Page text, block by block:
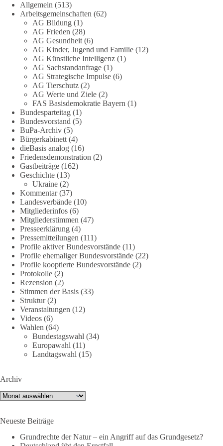
1 Tag zuvor
Stimmen der dieBasis – heute mit dem „Demokratie-Bestatter“
Die Energiewende ist bisher kein Erfolg, sondern ein teures,
ineffizientes Unterfangen. Dies belegt eine Auswertung der
NZZ, wonach die Energiewende den Strom nicht billiger,
sondern teurer gemacht hat.
Quelle: https://www.nzz.ch/der-andere-blick/fehlschlag-
energiewende-warum-deutschland-trotz-rekordausbau-von-
wind-und-sonnenkraft-weniger-strom-erzeugt-ld.10006607
🟩🟩🟦🟦🟥🟥🟧🟧
„Wir brauchen dringend wettbewerbsfähige Energiepreise und
eine ideologiefreie Diskussion“, meint der Demokratie-
Bestatter.
Wie siehst du das?
🤝 Jetzt Politik für die Menschen mitgestalten:
https://diebasis.de/mitgliedschaft/
#dieBasis #energiewende #strompreise #wettbewerb
7
DieBasis
2 Tage(n) zuvor
⚡️ NATO-Gipfel in Ankara: Kriegskonferenz statt
Friedensgipfel!?
Staats- und Regierungschefs zum NATO-Gipfel in der Türkei.
Von der NATO wird behauptet, sie sei das wichtigste
Die Gipfelerklärung liest sich jedoch wie ein Protokoll einer
industriellen Kriegskonferenz:
Allgemein (513)
Arbeitsgemeinschaften (62)
AG Bildung (1)
AG Frieden (28)
AG Gesundheit (6)
AG Kinder, Jugend und Familie (12)
AG Künstliche Intelligenz (1)
AG Sachstandanfrage (1)
AG Strategische Impulse (6)
AG Tierschutz (2)
AG Werte und Ziele (2)
FAS Basisdemokratie Bayern (1)
Bundesparteitag (1)
Bundesvorstand (5)
BuPa-Archiv (5)
Bürgerkabinett (4)
dieBasis analog (16)
Friedensdemonstration (2)
Gastbeiträge (162)
Geschichte (13)
Ukraine (2)
Kommentar(37)
Landesverbände (10)
Mitgliederinfos (6)
Mitgliederstimmen (47)
Presseerklärung (4)
Pressemitteilungen (111)
Profile aktiver Bundesvorstände (11)
Profile ehemaliger Bundesvorstände (22)
Profile kooptierte Bundesvorstände (2)
Protokolle (2)
Rezension (2)
Stimmen der Basis (33)
Struktur(2)
Veranstaltungen (12)
Videos (6)
Wahlen (64)
Bundestagswahl (34)
Europawahl (11)
Landtagswahl (15)
Archiv
Archiv
Neueste Beiträge
Grundrechte der Natur – ein Angriff auf das Grundgesetz?